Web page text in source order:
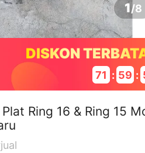
1/8
DISKON
71 : 59 :
Ring 16 & Ring 15